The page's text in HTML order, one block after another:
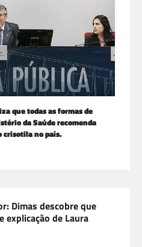
que todas as formas de
da Saúde recomenda
crisotila no país.
Dimas descobre que
explicação de Laura